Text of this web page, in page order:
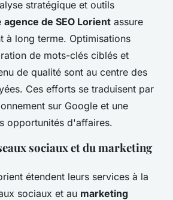
stratégique et outils
agence de SEO Lorient assure
à long terme. Optimisations
de mots-clés ciblés et
de qualité sont au centre des
Ces efforts se traduisent par
sur Google et une
opportunités d'affaires.
sociaux et du marketing
étendent leurs services à la
sociaux et au marketing